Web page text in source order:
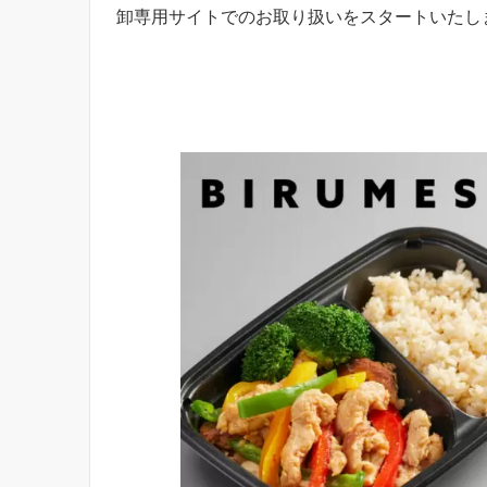
卸専用サイトでのお取り扱いをスタートいたし